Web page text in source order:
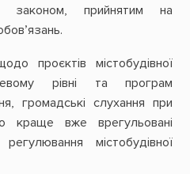
законом, прийнятим на
проєктів містобудівної
рівні та програм
громадські слухання при
краще вже врегульовані
містобудівної